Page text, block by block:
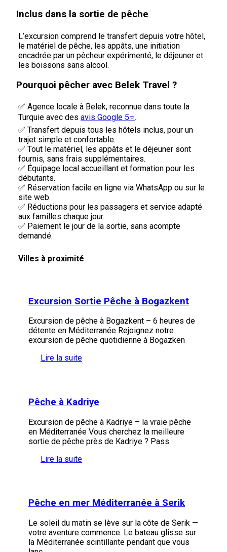
Inclus dans la sortie de pêche
L’excursion comprend le transfert depuis votre hôtel,
le matériel de pêche, les appâts, une initiation
encadrée par un pêcheur expérimenté, le déjeuner et
les boissons sans alcool.
Pourquoi pêcher avec Belek Travel ?
✅ Agence locale à Belek, reconnue dans toute la
Turquie avec des avis Google 5⭐.
✅ Transfert depuis tous les hôtels inclus, pour un
trajet simple et confortable.
✅ Tout le matériel, les appâts et le déjeuner sont
fournis, sans frais supplémentaires.
✅ Équipage local accueillant et formation pour les
débutants.
✅ Réservation facile en ligne via WhatsApp ou sur le
site web.
✅ Réductions pour les passagers et service adapté
aux familles chaque jour.
✅ Paiement le jour de la sortie, sans acompte
demandé.
Villes à proximité
Excursion Sortie Pêche à Bogazkent
Excursion de pêche à Bogazkent – 6 heures de
détente en Méditerranée Rejoignez notre
excursion de pêche quotidienne à Bogazken
Lire la suite
Pêche à Kadriye
Excursion de pêche à Kadriye – la vraie pêche
en Méditerranée Vous cherchez la meilleure
sortie de pêche près de Kadriye ? Pass
Lire la suite
Pêche en mer Méditerranée à Serik
Le soleil du matin se lève sur la côte de Serik —
votre aventure commence. Le bateau glisse sur
la Méditerranée scintillante pendant que vous